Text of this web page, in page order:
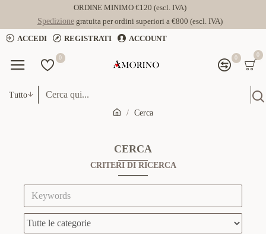
ORDINE MINIMO €120 (escl. IVA)
Spedizionegratuita per ordini superiori a €800 (escl. IVA)
ACCEDI
REGISTRATI ACCOUNT
0 0 0
Tutto
Cerca
CERCA
CRITERI DI RICERCA